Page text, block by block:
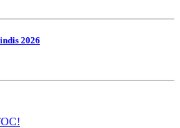
2026